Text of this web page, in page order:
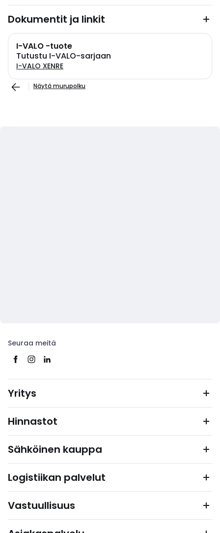
Dokumentit ja linkit
I-VALO -tuote
Tutustu I-VALO-sarjaan
I-VALO XENRE
Näytä murupolku
Seuraa meitä
Yritys
Hinnastot
Sähköinen kauppa
Logistiikan palvelut
Vastuullisuus